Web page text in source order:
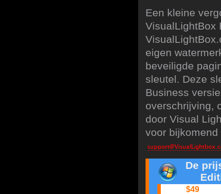
Een kleine
VisualLightBox
eigen
beveiligde
sleutel. Deze
Business
overschrijving,
door Visual
voor
De
$49